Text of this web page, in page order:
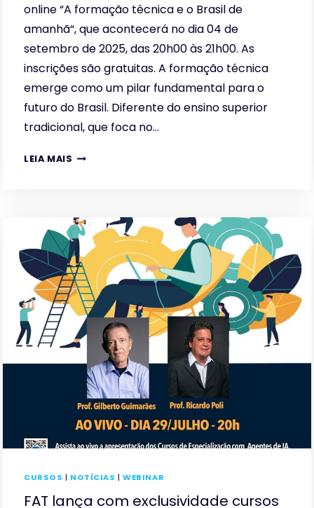
online “A formação técnica e o Brasil de
amanhã“, que acontecerá no dia 04 de
setembro de 2025, das 20h00 às 21h00. As
inscrições são gratuitas. A formação técnica
emerge como um pilar fundamental para o
futuro do Brasil. Diferente do ensino superior
tradicional, que foca no…
LEIA MAIS A
O
BRASIL
DE
AMANHÃ
CURSOS | NOTÍCIAS |WEBINAR
FAT lança com exclusividade cursos